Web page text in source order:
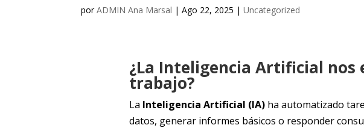
porADMIN Ana Marsal |Ago 22, 2025 |Uncategorized
¿La Inteligencia Artificial nos
trabajo?
La Inteligencia Artificial (IA)ha automatizado
datos, generar informes básicos o responder